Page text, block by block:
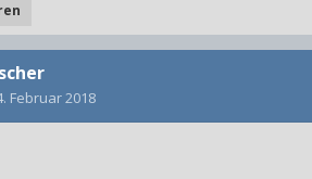
Februar 2018